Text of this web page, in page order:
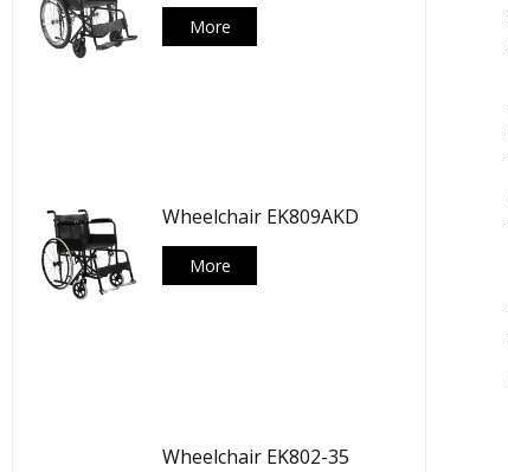
More
Wheelchair EK809AKD
More
Wheelchair EK802-35